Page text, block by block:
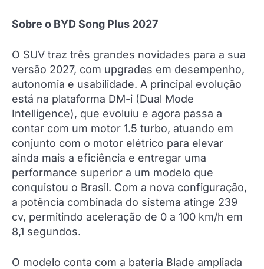
Sobre o BYD Song Plus 2027
O SUV traz três grandes novidades para a sua
versão 2027, com upgrades em desempenho,
autonomia e usabilidade. A principal evolução
está na plataforma DM-i (Dual Mode
Intelligence), que evoluiu e agora passa a
contar com um motor 1.5 turbo, atuando em
conjunto com o motor elétrico para elevar
ainda mais a eficiência e entregar uma
performance superior a um modelo que
conquistou o Brasil. Com a nova configuração,
a potência combinada do sistema atinge 239
cv, permitindo aceleração de 0 a 100 km/h em
8,1 segundos.
O modelo conta com a bateria Blade ampliada